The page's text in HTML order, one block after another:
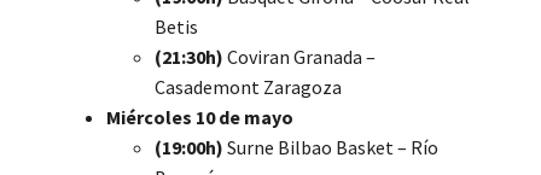
Betis
(21:30h) Coviran Granada –
Casademont Zaragoza
Miércoles 10 de mayo
(19:00h) Surne Bilbao Basket – Río